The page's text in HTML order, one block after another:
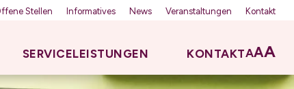
Stellen Informatives News Veranstaltungen Kontakt
SERVICELEISTUNGEN KONTAKTAAA